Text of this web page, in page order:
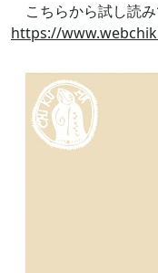
こちらから試し読み
https://